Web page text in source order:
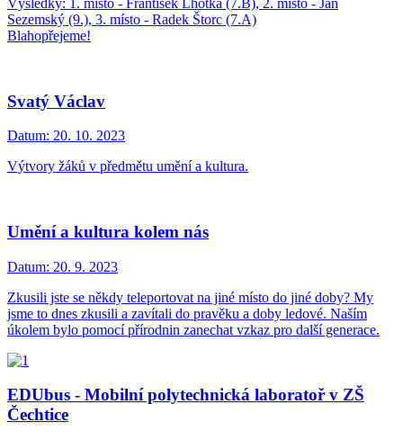
Sezemský (9.), 3. místo - Radek Štorc (7.A)
Blahopřejeme!
Svatý Václav
Datum: 20. 10. 2023
Výtvory žáků v předmětu umění a kultura.
Umění a kultura kolem nás
Datum: 20. 9. 2023
Zkusili jste se někdy teleportovat na jiné místo do jiné doby? My
jsme to dnes zkusili a zavítali do pravěku a doby ledové. Naším
úkolem bylo pomocí přírodnin zanechat vzkaz pro další generace.
EDUbus - Mobilní polytechnická laboratoř v ZŠ
Čechtice